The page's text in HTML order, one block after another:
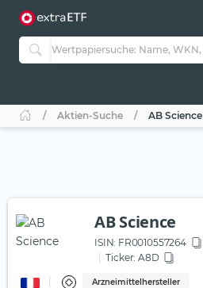
ETF-Guide 2.0
Guide Aktive ETFs
ETF-Sparpläne
Aktien-Suche AB Science
AB Science
ISIN: FR0010557264
Ticker: A8D
Arzneimittelhersteller